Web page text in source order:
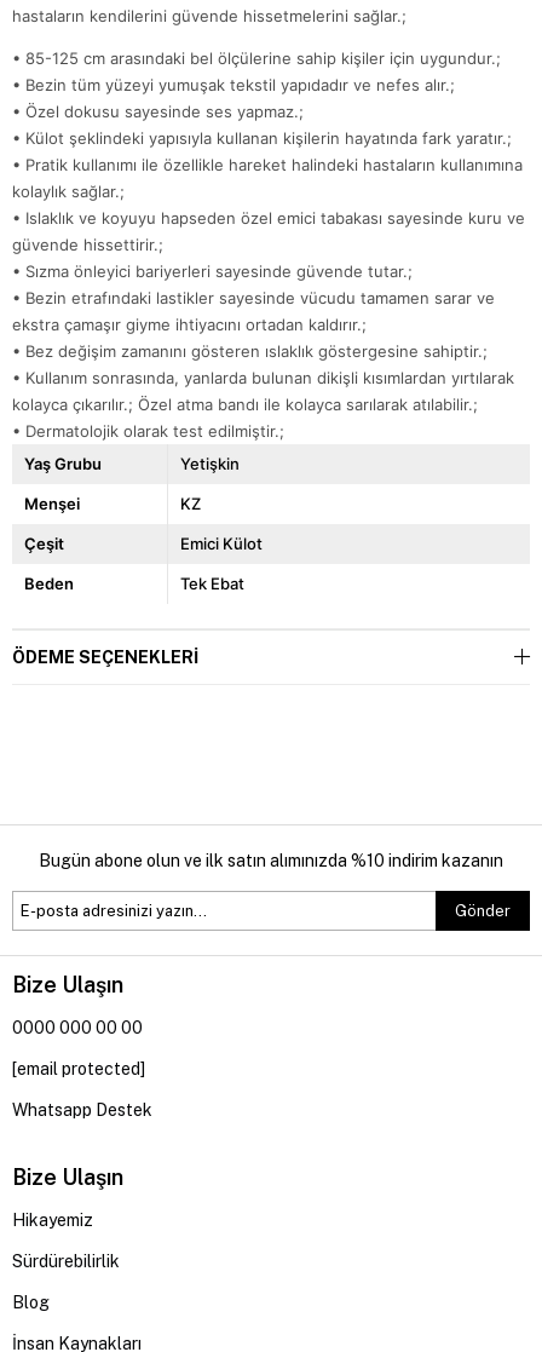
hastaların kendilerini güvende hissetmelerini sağlar.;
• 85-125 cm arasındaki bel ölçülerine sahip kişiler için uygundur.;
• Bezin tüm yüzeyi yumuşak tekstil yapıdadır ve nefes alır.;
• Özel dokusu sayesinde ses yapmaz.;
• Külot şeklindeki yapısıyla kullanan kişilerin hayatında fark yaratır.;
• Pratik kullanımı ile özellikle hareket halindeki hastaların kullanımına
kolaylık sağlar.;
• Islaklık ve koyuyu hapseden özel emici tabakası sayesinde kuru ve
güvende hissettirir.;
• Sızma önleyici bariyerleri sayesinde güvende tutar.;
• Bezin etrafındaki lastikler sayesinde vücudu tamamen sarar ve
ekstra çamaşır giyme ihtiyacını ortadan kaldırır.;
• Bez değişim zamanını gösteren ıslaklık göstergesine sahiptir.;
• Kullanım sonrasında, yanlarda bulunan dikişli kısımlardan yırtılarak
kolayca çıkarılır.; Özel atma bandı ile kolayca sarılarak atılabilir.;
• Dermatolojik olarak test edilmiştir.;
Yaş Grubu
Yetişkin
Menşei KZ
Çeşit Emici Külot
Beden Tek Ebat
ÖDEME SEÇENEKLERI
Bugün abone olun ve ilk satın alımınızda %10 indirim kazanın
Gönder
Bize Ulaşın
0000 000 00 00
[email protected]
Whatsapp Destek
Bize Ulaşın
Hikayemiz
Sürdürebilirlik
Blog
İnsan Kaynakları